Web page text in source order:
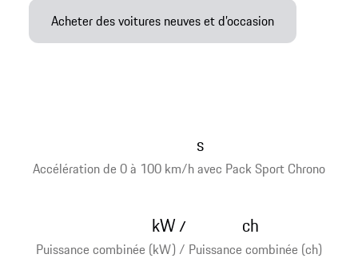
Acheter des voitures neuves et d’occasion
Accélération de 0 à 100 km/h avec Pack Sport Chrono
s
Puissance combinée (kW) / Puissance combinée (ch)
kW/ ch